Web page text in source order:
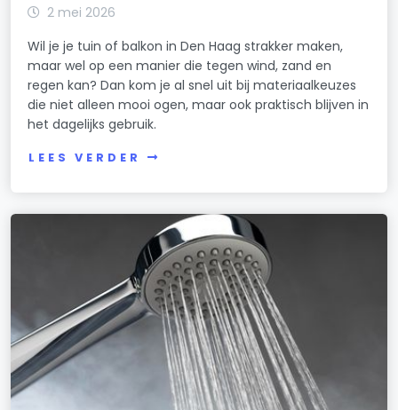
2 mei 2026
Wil je je tuin of balkon in Den Haag strakker maken,
maar wel op een manier die tegen wind, zand en
regen kan? Dan kom je al snel uit bij materiaalkeuzes
die niet alleen mooi ogen, maar ook praktisch blijven in
het dagelijks gebruik.
LEES VERDER